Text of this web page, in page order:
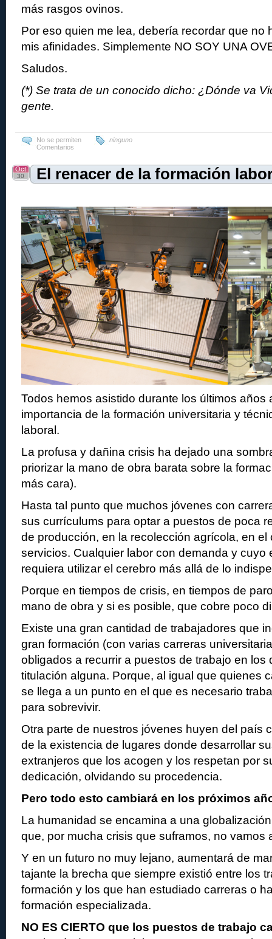
más rasgos ovinos.
Por eso quien me lea, debería recordar que no
mis afinidades. Simplemente NO SOY UNA
Saludos.
(*) Se trata de un conocido dicho: ¿Dónde va
gente.
No se permiten
Comentarios
ninguno
El renacer de la formación
Oct
30
Todos hemos asistido durante los últimos años
importancia de la formación universitaria y
laboral.
La profusa y dañina crisis ha dejado una
priorizar la mano de obra barata sobre la
más cara).
Hasta tal punto que muchos jóvenes con
sus currículums para optar a puestos de poca
de producción, en la recolección agrícola, en el
servicios. Cualquier labor con demanda y cuyo
requiera utilizar el cerebro más allá de lo
Porque en tiempos de crisis, en tiempos de
mano de obra y si es posible, que cobre poco
Existe una gran cantidad de trabajadores que
gran formación (con varias carreras
obligados a recurrir a puestos de trabajo en los
titulación alguna. Porque, al igual que quienes
se llega a un punto en el que es necesario
para sobrevivir.
Otra parte de nuestros jóvenes huyen del país
de la existencia de lugares donde desarrollar
extranjeros que los acogen y los respetan por
dedicación, olvidando su procedencia.
Pero todo esto cambiará en los próximos
La humanidad se encamina a una
que, por mucha crisis que suframos, no vamos
Y en un futuro no muy lejano, aumentará de
tajante la brecha que siempre existió entre los
formación y los que han estudiado carreras o
formación especializada.
NO ES CIERTO que los puestos de trabajo